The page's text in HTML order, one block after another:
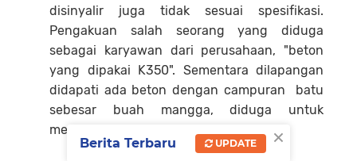
disinyalir juga tidak sesuai spesifikasi.
Pengakuan salah seorang yang diduga
sebagai karyawan dari perusahaan, "beton
yang dipakai K350". Sementara dilapangan
didapati ada beton dengan campuran batu
sebesar buah mangga, diduga untuk
mengurangi volume pekerjaan.
×
Berita Terbaru UPDATE